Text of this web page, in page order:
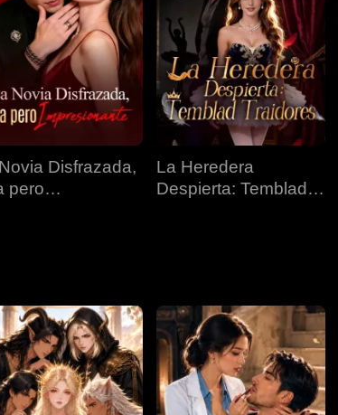
Disfrazada,
pero
La Heredera
Despierta: Temblad